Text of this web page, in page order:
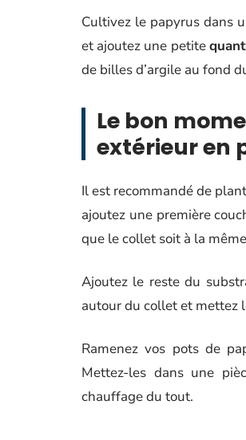
Cultivez le papyrus dans
et ajoutez une petite
de billes d’argile au fond
Le bon
extérieur en
Il est recommandé de
ajoutez une première
que le collet soit à la
Ajoutez le reste du
autour du collet et mettez
Ramenez vos pots de
Mettez-les dans une
chauffage du tout.